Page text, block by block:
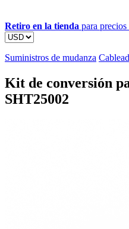
Retiro en la tienda para
Suministros de mudanza
Kit de conversión
SHT25002